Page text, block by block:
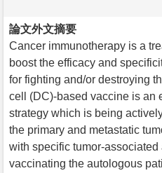
論文外文摘要
Cancer immunotherapy is a
boost the efficacy and
for fighting and/or destroying
cell (DC)-based vaccine is an
strategy which is being
the primary and metastatic
with specific tumor-
vaccinating the autologous